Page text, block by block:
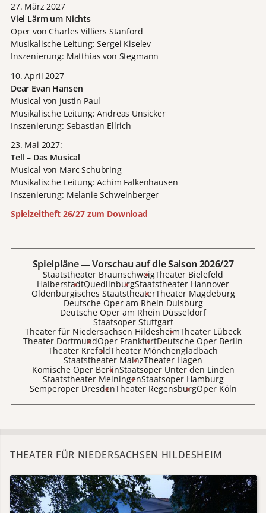
27. März 2027
Viel Lärm um Nichts
Oper von Charles Villiers Stanford
Musikalische Leitung: Sergei Kiselev
Inszenierung: Matthias von Stegmann
10. April 2027
Dear Evan Hansen
Musical von Justin Paul
Musikalische Leitung: Andreas Unsicker
Inszenierung: Sebastian Ellrich
23. Mai 2027:
Tell – Das Musical
Musical von Marc Schubring
Musikalische Leitung: Achim Falkenhausen
Inszenierung: Melanie Schweinberger
Spielzeitheft 26/27 zum Download
Spielpläne — Vorschau auf die Saison 2026/27
Staatstheater BraunschweigTheater Bielefeld
HalberstadtQuedlinburgStaatstheater Hannover
Oldenburgisches StaatstheaterTheater Magdeburg
Deutsche Oper am Rhein Duisburg
Deutsche Oper am Rhein Düsseldorf
Staatsoper Stuttgart
Theater für Niedersachsen HildesheimTheater Lübeck
Theater DortmundOper FrankfurtDeutsche Oper Berlin
Theater KrefeldTheater Mönchengladbach
Staatstheater MainzTheater Hagen
Komische Oper BerlinStaatsoper Unter den Linden
Staatstheater MeiningenStaatsoper Hamburg
Semperoper DresdenTheater RegensburgOper Köln
THEATER FÜR NIEDERSACHSEN HILDESHEIM